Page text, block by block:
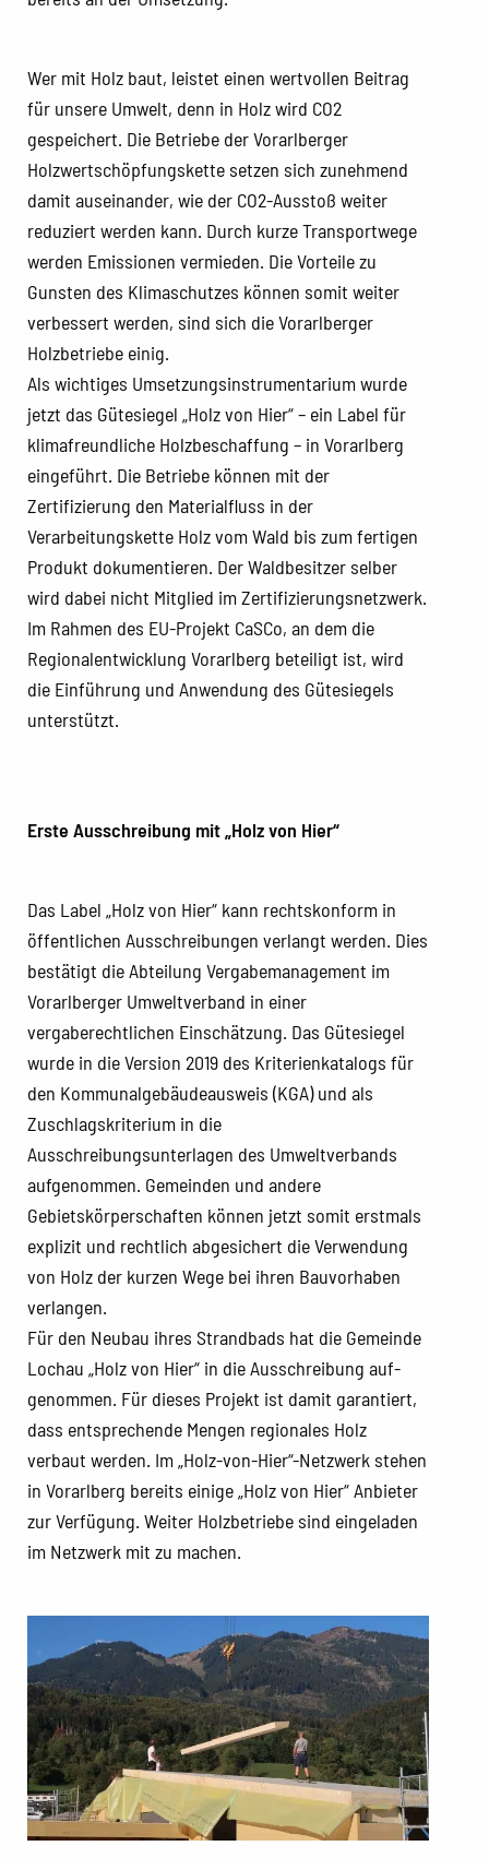
Wer mit Holz baut, leistet einen wertvollen Beitrag
für unsere Umwelt, denn in Holz wird CO2
gespeichert. Die Betriebe der Vorarlberger
Holzwertschöpfungskette setzen sich zunehmend
damit auseinander, wie der CO2-Ausstoß weiter
reduziert werden kann. Durch kurze Transportwege
werden Emissionen vermieden. Die Vorteile zu
Gunsten des Klimaschutzes können somit weiter
verbessert werden, sind sich die Vorarlberger
Holzbetriebe einig.
Als wichtiges Umsetzungsinstrumentarium wurde
jetzt das Gütesiegel „Holz von Hier“ – ein Label für
klimafreundliche Holzbeschaffung – in Vorarlberg
eingeführt. Die Betriebe können mit der
Zertifizierung den Materialfluss in der
Verarbeitungskette Holz vom Wald bis zum fertigen
Produkt dokumentieren. Der Waldbesitzer selber
wird dabei nicht Mitglied im Zertifizierungsnetzwerk.
Im Rahmen des EU-Projekt CaSCo, an dem die
Regionalentwicklung Vorarlberg beteiligt ist, wird
die Einführung und Anwendung des Gütesiegels
unterstützt.
Erste Ausschreibung mit „Holz von Hier“
Das Label „Holz von Hier“ kann rechtskonform in
öffentlichen Ausschreibungen verlangt werden. Dies
bestätigt die Abteilung Vergabemanagement im
Vorarlberger Umweltverband in einer
vergaberechtlichen Einschätzung. Das Gütesiegel
wurde in die Version 2019 des Kriterienkatalogs für
den Kommunalgebäudeausweis (KGA) und als
Zuschlagskriterium in die
Ausschreibungsunterlagen des Umweltverbands
aufgenommen. Gemeinden und andere
Gebietskörperschaften können jetzt somit erstmals
explizit und rechtlich abgesichert die Verwendung
von Holz der kurzen Wege bei ihren Bauvorhaben
verlangen.
Für den Neubau ihres Strandbads hat die Gemeinde
Lochau „Holz von Hier“ in die Ausschreibung auf-
genommen. Für dieses Projekt ist damit garantiert,
dass entsprechende Mengen regionales Holz
verbaut werden. Im „Holz-von-Hier“-Netzwerk stehen
in Vorarlberg bereits einige „Holz von Hier“ Anbieter
zur Verfügung. Weiter Holzbetriebe sind eingeladen
im Netzwerk mit zu machen.